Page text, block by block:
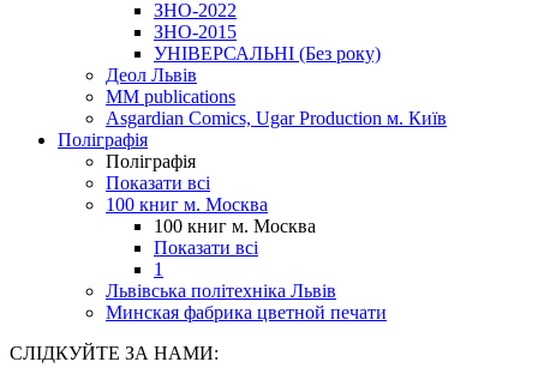
ЗНО-2022
ЗНО-2015
УНІВЕРСАЛЬНІ (Без року)
Деол Львів
MM publications
Asgardian Comics, Ugar Production м. Київ
Поліграфія
Поліграфія
Показати всі
100 книг м. Москва
100 книг м. Москва
Показати всі
1
Львівська політехніка Львів
Минская фабрика цветной печати
СЛІДКУЙТЕ ЗА НАМИ: